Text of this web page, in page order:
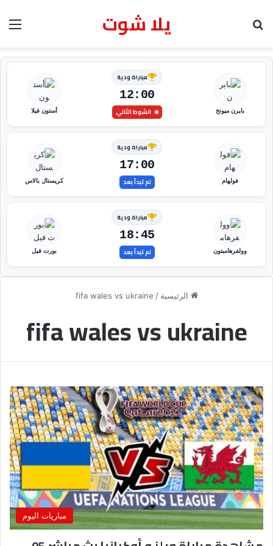
يلا شوت
بايرن ميونخ
مباراة ودية
12:00
الشوط الثاني أستون فيلا
فولهام
مباراة ودية
17:00
لم تبدأ بعد كريستال بالاس
وولفرهامبتون
مباراة ودية
18:45
لم تبدأ بعد بورت فيل
الرئيسية /
fifa wales vs ukraine
fifa wales vs ukraine
مباريات اليوم